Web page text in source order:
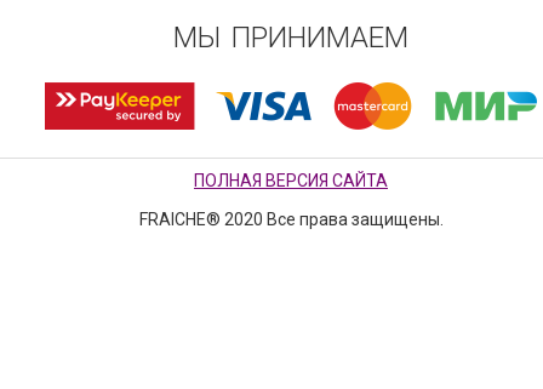
МЫ ПРИНИМАЕМ
ПОЛНАЯ ВЕРСИЯ САЙТА
FRAICHE® 2020 Все права защищены.